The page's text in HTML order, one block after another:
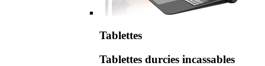
Tablettes
Tablettes durcies incassables